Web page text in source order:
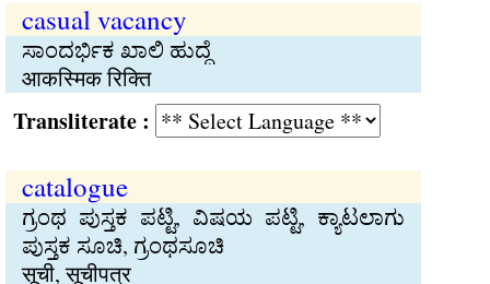
casual vacancy
ಸಾಂದರ್ಭಿಕ ಖಾಲಿ ಹುದ್ದೆ
आकस्मिक रिक्ति
:
catalogue
ಗ್ರಂಥ ಪುಸ್ತಕ ಪಟ್ಟಿ, ವಿಷಯ ಪಟ್ಟಿ, ಕ್ಯಾಟಲಾಗು
ಪುಸ್ತಕ ಸೂಚಿ, ಗ್ರಂಥಸೂಚಿ
सूची, सूचीपत्र